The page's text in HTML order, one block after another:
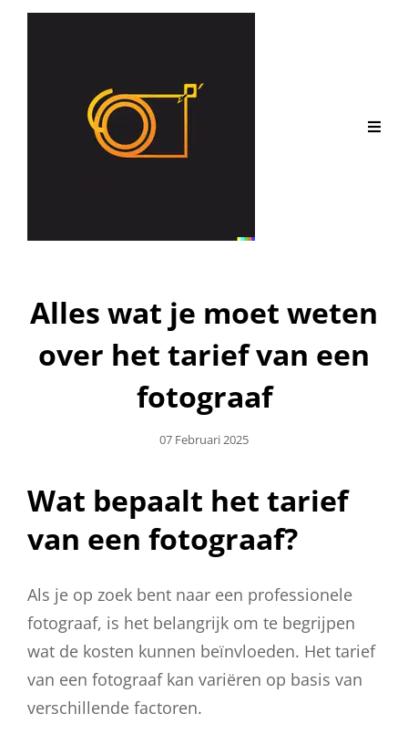
Alles wat je moet weten
over het tarief van een
fotograaf
Geplaatst
07 Februari 2025
Wat bepaalt het tarief
van een fotograaf?
Als je op zoek bent naar een professionele
fotograaf, is het belangrijk om te begrijpen
wat de kosten kunnen beïnvloeden. Het tarief
van een fotograaf kan variëren op basis van
verschillende factoren.